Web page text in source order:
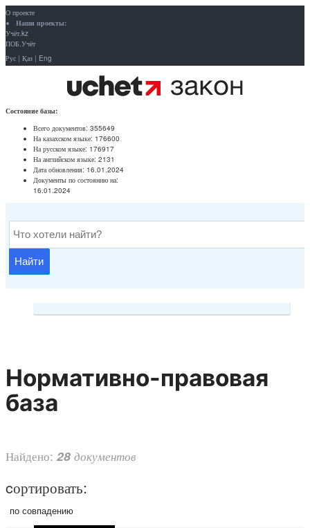
О проекте
Наши проекты:
Учёт.kz
ПОБ.Учёт
Рус | Қаз | Eng
Состояние базы:
Всего документов: 355649
На казахском языке: 176600
На русском языке: 176917
На английском языке: 2131
Дата обновления: 16.01.2024
Документы по состоянию на:
16.01.2024
Найти
Нормативно-правовая
база
Найдено: 28 документов
cортировать:
по совпадению